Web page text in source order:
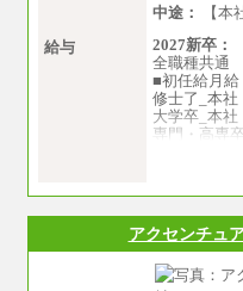
中途：
【本
給与
2027新卒：
全職種共通
■初任給月
修士了_本社
大学卒_本社
専門・高専
月給（本社
月給（支店
※上記はフ
アクセンチュ